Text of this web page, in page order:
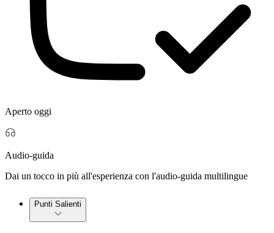
Aperto oggi
Audio-guida
Dai un tocco in più all'esperienza con l'audio-guida multilingue
Punti Salienti